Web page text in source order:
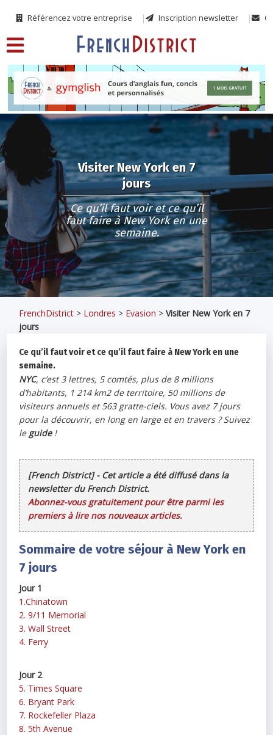
Référencez votre entreprise Inscription newsletter
Visiter New York en 7
jours
Ce qu’il faut voir et ce qu’il
faut faire à New York en une
semaine.
FrenchDistrict > Londres > Evasion >Visiter New York en 7
jours
Ce qu’il faut voir et ce qu’il faut faire à New York en une
semaine.
NYC, c’est 3 lettres, 5 comtés, plus de 8 millions
d’habitants, 1 214 km2 de territoire, 50 millions de
visiteurs annuels et 563 gratte-ciels. Vous avez 7 jours
pour la découvrir, en long en large et en travers ? Suivez
leguide!
[French District] - Cet article a été diffusé dans la
newsletter du French District.
Abonnez-vous gratuitement pour être parmi les
premiers à lire nos nouveaux articles.
Sommaire de votre séjour à New York en
7 jours
Jour 1
1.Chinatown
2. 9/11 Memorial
3. Wall Street
4. Ferry
Jour 2
5. Times Square
6. Bryant Park
7. Rockefeller Plaza
8. 5th Avenue